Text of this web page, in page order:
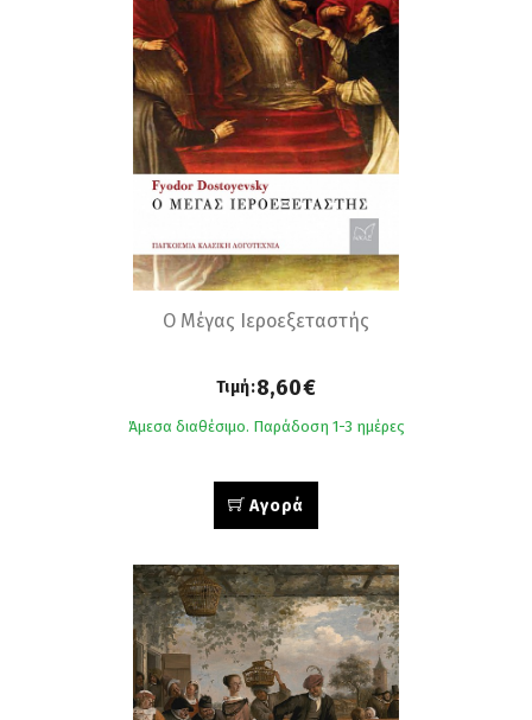
Ο Μέγας Ιεροεξεταστής
Τιμή:8,60€
Άμεσα διαθέσιμο. Παράδοση 1-3 ημέρες
Αγορά